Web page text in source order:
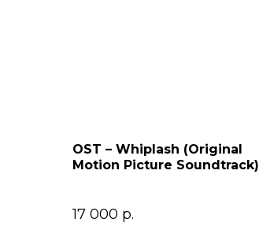
OST – Whiplash (Original
Motion Picture Soundtrack)
17 000 р.